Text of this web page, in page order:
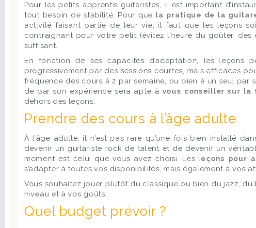
Pour les petits apprentis guitaristes, il est important
tout besoin de stabilité. Pour que la pratique de la
activité faisant partie de leur vie, il faut que les leçons
contraignant pour votre petit (évitez l’heure du goûter,
suffisant.
En fonction de ses capacités d’adaptation, les leçons
progressivement par des sessions courtes, mais efficaces
fréquence des cours à 2 par semaine, ou bien à un seul par
de par son expérience sera apte à vous conseiller sur la
dehors des leçons.
Prendre des cours à l’âge adulte
À l’âge adulte, il n’est pas rare qu’une fois bien installé
devenir un guitariste rock de talent et de devenir un
moment est celui que vous avez choisi. Les leçons pour
s’adapter à toutes vos disponibilités, mais également à vos
Vous souhaitez jouer plutôt du classique ou bien du jazz, du
niveau et à vos goûts.
Quel budget prévoir ?